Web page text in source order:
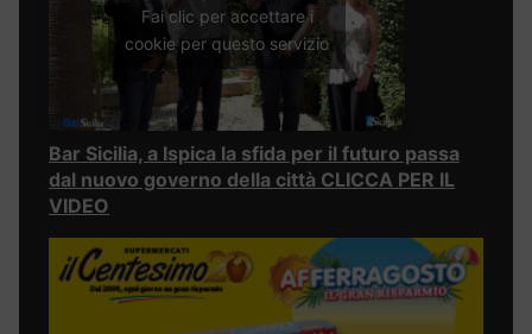
Fai clic per accettare i
cookie per questo servizio
Bar Sicilia, a Ispica la sfida per il futuro passa
dal nuovo governo della città CLICCA PER IL
VIDEO